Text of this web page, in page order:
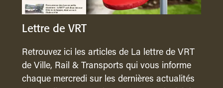
Lettre de VRT
Retrouvez ici les articles de La lettre de VRT
de Ville, Rail & Transports qui vous informe
chaque mercredi sur les dernières actualités